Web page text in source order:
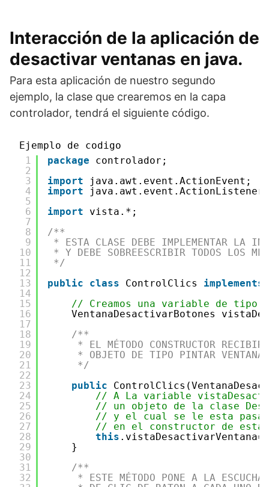
Interacción de la aplicación de
desactivar ventanas en java.
Para esta aplicación de nuestro segundo
ejemplo, la clase que crearemos en la capa
controlador, tendrá el siguiente código.
Ejemplo de codigo
1
2
3
4
5
6
7
8
9
10
11
12
13
14
15
16
17
18
19
20
21
22
23
24
25
26
27
28
29
30
31
32
package
controlador;
import
java.awt.event.ActionEvent;
import
java.awt.event.ActionListener;
import
vista.*;
/**
* ESTA CLASE DEBE IMPLEMENTAR LA
* Y DEBE SOBREESCRIBIR TODOS LOS
*/
public
class ControlClics implements
// Creamos una variable de tipo
VentanaDesactivarBotones
/**
* EL MÉTODO CONSTRUCTOR
* OBJETO DE TIPO PINTAR
*/
public
// A La variable
// un objeto de la clase
// y el cual se le esta
// en el constructor de esta
this
}
/**
* ESTE MÉTODO PONE A LA ESCUCHA